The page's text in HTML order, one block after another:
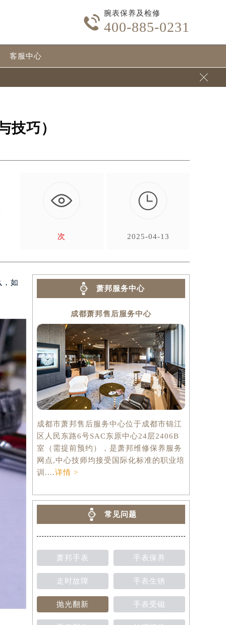

腕表保养及检修
400-885-0231
客服中心

技巧）
次

2025-04-13
，如
萧邦服务中心
成都萧邦售后服务中心
成都市萧邦售后服务中心位于成都市锦江
区人民东路6号SAC东原中心24层2406B
室（需提前预约），是萧邦维修保养服务
网点,中心技师均接受国际化标准的职业培
训....详情 >
常见问题
萧邦手表 手表保养
走时故障 手表生锈
抛光翻新 手表受磁